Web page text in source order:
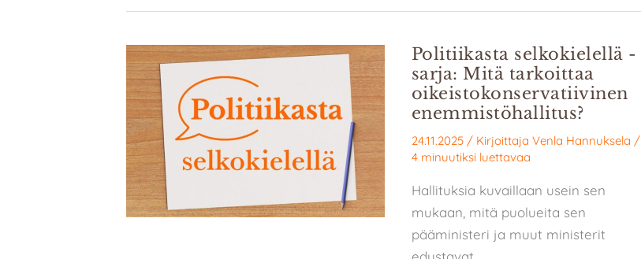
Politiikasta selkokielellä -
sarja: Mitä tarkoittaa
oikeistokonservatiivinen
enemmistöhallitus?
24.11.2025 / Kirjoittaja Venla Hannuksela /
4 minuutiksi luettavaa
Hallituksia kuvaillaan usein sen
mukaan, mitä puolueita sen
pääministeri ja muut ministerit